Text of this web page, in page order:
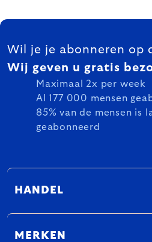
FOOTER
Wil je je abonneren op
Wij geven u gratis
Maximaal 2x per week
Al 177 000 mensen
85% van de mensen is
geabonneerd
HANDEL
MERKEN